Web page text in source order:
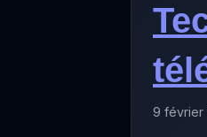
9 février